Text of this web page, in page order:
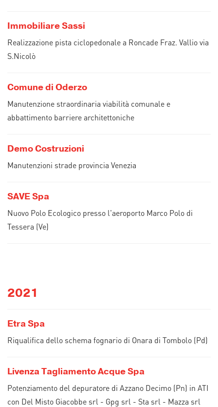
Immobiliare Sassi
Realizzazione pista ciclopedonale a Roncade Fraz. Vallio via
S.Nicolò
Comune di Oderzo
Manutenzione straordinaria viabilità comunale e
abbattimento barriere architettoniche
Demo Costruzioni
Manutenzioni strade provincia Venezia
SAVE Spa
Nuovo Polo Ecologico presso l'aeroporto Marco Polo di
Tessera (Ve)
2021
Etra Spa
Riqualifica dello schema fognario di Onara di Tombolo (Pd)
Livenza Tagliamento Acque Spa
Potenziamento del depuratore di Azzano Decimo (Pn) in ATI
con Del Misto Giacobbe srl - Gpg srl - Sta srl - Mazza srl